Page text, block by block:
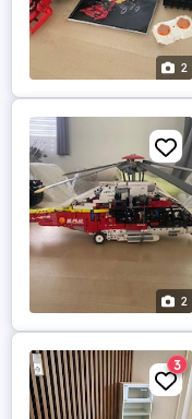
2
2
3